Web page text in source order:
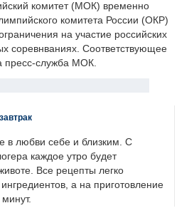
комитет (МОК) временно
комитета России (ОКР)
на участие российских
соревнваниях. Соответствующее
пресс-служба МОК.
в любви себе и близким. С
каждое утро будет
Все рецепты легко
а на приготовление